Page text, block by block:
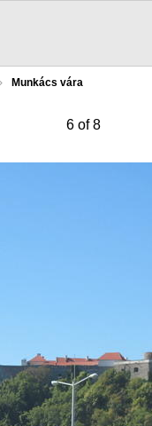
Munkács vára
6 of 8